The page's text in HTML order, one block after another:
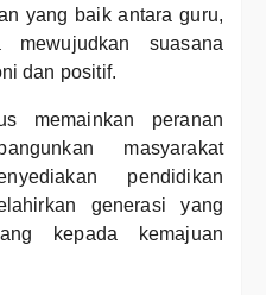
yang baik antara guru,
suasana
dan positif.
memainkan peranan
masyarakat
pendidikan
generasi yang
kepada kemajuan